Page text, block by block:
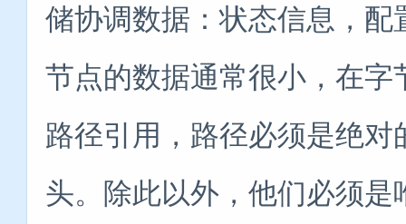
储协调数据：状态信息，
节点的数据通常很小，在
路径引用，路径必须是绝
头。除此以外，他们必须